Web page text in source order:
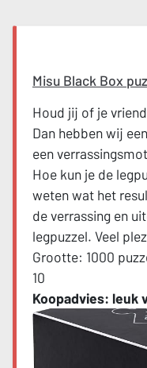
Misu Black Box
Houd jij of je
Dan hebben wij
een
Hoe kun je de
weten wat het
de verrassing en
legpuzzel. Veel
Grootte: 1000
10
Koopadvies: leuk